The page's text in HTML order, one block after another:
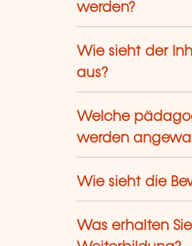
werden?
Wie sieht der
aus?
Welche
werden
Wie sieht die
Was erhalten